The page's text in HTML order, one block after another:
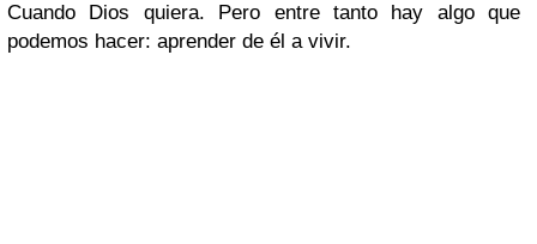
Cuando Dios quiera. Pero entre tanto hay algo que
podemos hacer: aprender de él a vivir.